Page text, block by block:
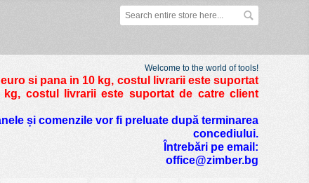
Welcome to the world of tools!
si pana in 10 kg, costul livrarii este suportat
costul livrarii este suportat de catre client
și comenzile vor fi preluate după terminarea
concediului.
Întrebări pe email:
office@zimber.bg